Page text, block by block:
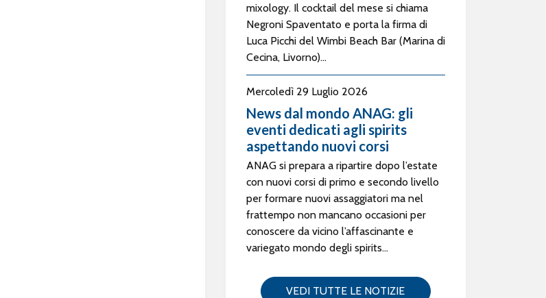
mixology. Il cocktail del mese si chiama
Negroni Spaventato e porta la firma di
Luca Picchi del Wimbi Beach Bar (Marina di
Cecina, Livorno)...
Mercoledì 29 Luglio 2026
News dal mondo ANAG: gli
eventi dedicati agli spirits
aspettando nuovi corsi
ANAG si prepara a ripartire dopo l’estate
con nuovi corsi di primo e secondo livello
per formare nuovi assaggiatori ma nel
frattempo non mancano occasioni per
conoscere da vicino l’affascinante e
variegato mondo degli spirits...
VEDI TUTTE LE NOTIZIE